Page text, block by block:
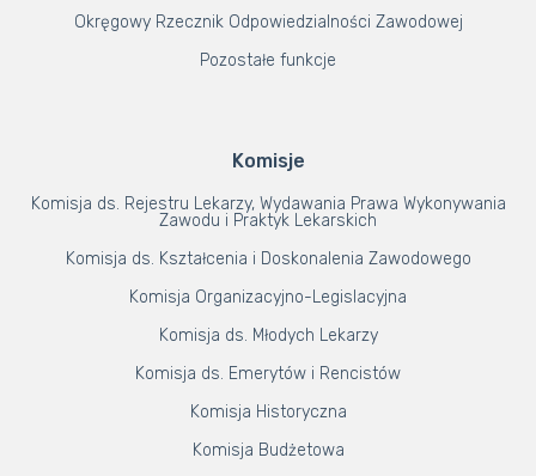
Okręgowy Rzecznik Odpowiedzialności Zawodowej
Pozostałe funkcje
Komisje
Komisja ds. Rejestru Lekarzy, Wydawania Prawa Wykonywania
Zawodu i Praktyk Lekarskich
Komisja ds. Kształcenia i Doskonalenia Zawodowego
Komisja Organizacyjno-Legislacyjna
Komisja ds. Młodych Lekarzy
Komisja ds. Emerytów i Rencistów
Komisja Historyczna
Komisja Budżetowa